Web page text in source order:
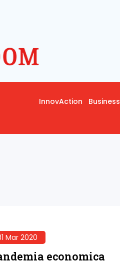
InnovAction Business
Mar 2020
economica